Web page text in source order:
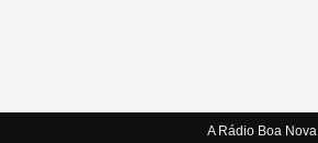
A Rádio Boa Nova